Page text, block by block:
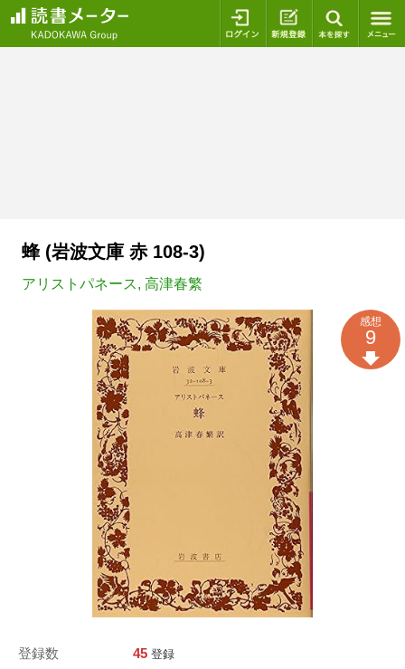
ログイン 新規登録
蜂 (岩波文庫 赤 108-3)
アリストパネース, 高津春繁
登録数 45 登録
感想
9